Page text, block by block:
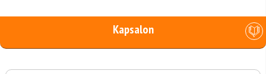
Kapsalon